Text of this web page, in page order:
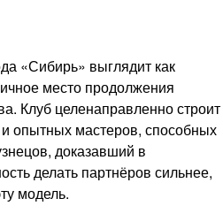
«Сибирь» выглядит как
место продолжения
Клуб целенаправленно строит
опытных мастеров, способных
доказавший в
делать партнёров сильнее,
модель.